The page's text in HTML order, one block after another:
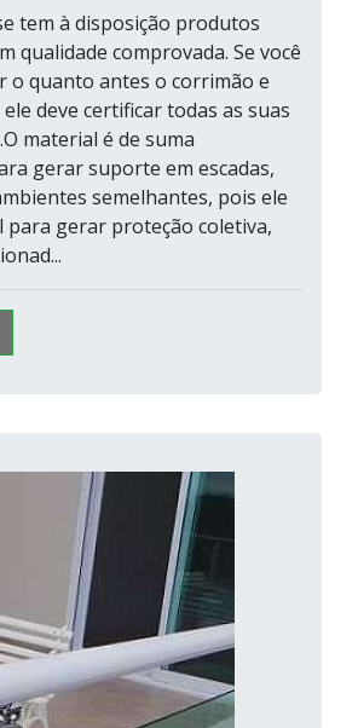
tem à disposição produtos
qualidade comprovada. Se você
o quanto antes o corrimão e
deve certificar todas as suas
material é de suma
gerar suporte em escadas,
semelhantes, pois ele
para gerar proteção coletiva,